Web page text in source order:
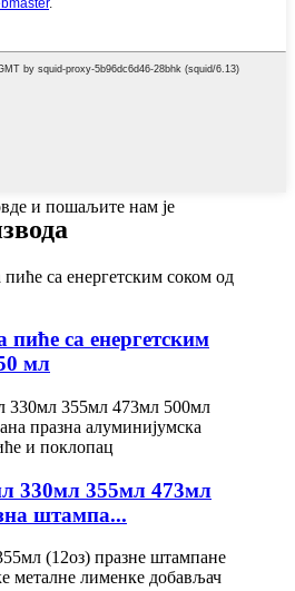
и пошаљите нам је
пиће са енергетским
мл
330мл 355мл 473мл
штампа...